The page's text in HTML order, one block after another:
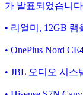
가 발표되었습니다
• 리얼미, 12GB 램
• OnePlus Nord
• JBL 오디오 시스